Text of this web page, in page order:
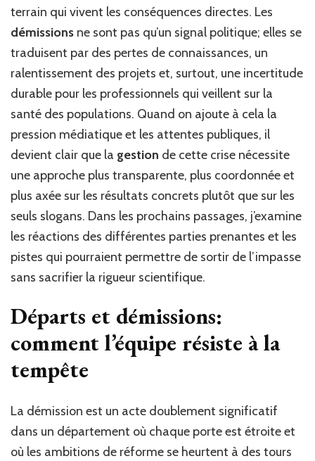
terrain qui vivent les conséquences directes. Les
démissions ne sont pas qu’un signal politique; elles se
traduisent par des pertes de connaissances, un
ralentissement des projets et, surtout, une incertitude
durable pour les professionnels qui veillent sur la
santé des populations. Quand on ajoute à cela la
pression médiatique et les attentes publiques, il
devient clair que la gestion de cette crise nécessite
une approche plus transparente, plus coordonnée et
plus axée sur les résultats concrets plutôt que sur les
seuls slogans. Dans les prochains passages, j’examine
les réactions des différentes parties prenantes et les
pistes qui pourraient permettre de sortir de l’impasse
sans sacrifier la rigueur scientifique.
Départs et démissions:
comment l’équipe résiste à la
tempête
La démission est un acte doublement significatif
dans un département où chaque porte est étroite et
où les ambitions de réforme se heurtent à des tours